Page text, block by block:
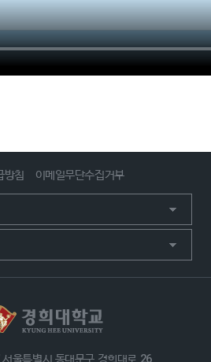
방침 이메일무단수집거부
울특별시 동대문구 경희대로 26